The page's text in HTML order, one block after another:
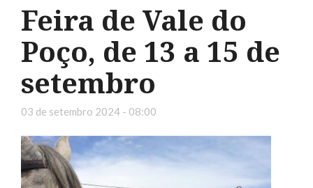
Feira de Vale do
Poço, de 13 a 15 de
setembro
03 de setembro 2024 - 08:00